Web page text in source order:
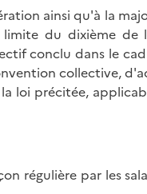
ainsi qu'à la
limite du dixième de
conclu dans le
collective,
loi précitée,
régulière par les